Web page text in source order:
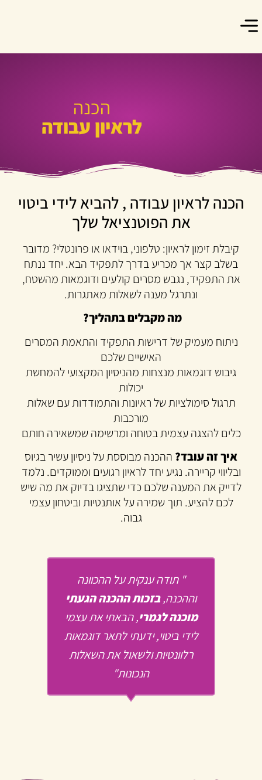
הכנה
לראיון עבודה
הכנה לראיון עבודה , להביא לידי ביטוי
את הפוטנציאל שלך
קיבלת זימון לראיון: טלפוני, בוידאו או פרונטלי? מדובר
בשלב קצר אך מכריע בדרך לתפקיד הבא. יחד ננתח
את התפקיד, נגבש מסרים קולעים ודוגמאות מהשטח,
ונתרגל מענה לשאלות מאתגרות.
מה מקבלים בתהליך?
ניתוח מעמיק של דרישות התפקיד והתאמת המסרים
האישיים שלכם
גיבוש דוגמאות מנצחות מהניסיון המקצועי להמחשת
יכולות
תרגול סימולציות של ראיונות והתמודדות עם שאלות
מורכבות
כלים להצגה עצמית בטוחה ומרשימה שמשאירה חותם
איך זה עובד? ההכנה מבוססת על ניסיון עשיר בגיוס
ובליווי קריירה. נגיע יחד לראיון רגועים וממוקדים. נלמד
לדייק את המענה שלכם כדי שתציגו בדיוק את מה שיש
לכם להציע. תוך שמירה על אותנטיות וביטחון עצמי
גבוה.
" תודה ענקית על ההכוונה
וההכנה,בזכות ההכנה הגעתי
מוכנה לגמרי, הבאתי את עצמי
לידי ביטוי, ידעתי לתאר דוגמאות
רלוונטיות ולשאול את השאלות
הנכונות"